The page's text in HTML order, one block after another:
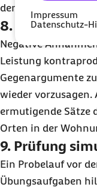
Impressum
Datenschutz-
den Kopf wieder frei.
8. Positiv
Negative
Leistung
Gegenargumente
wieder vorzusagen.
ermutigende Sätze
Orten in der
9. Prüfung
Ein Probelauf vor
Übungsaufgaben